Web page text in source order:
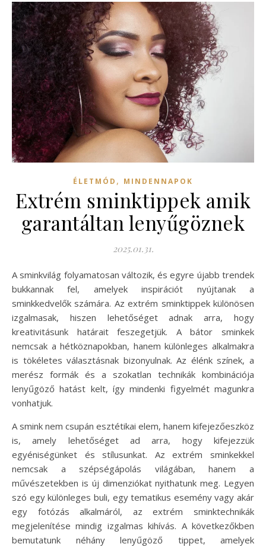
ÉLETMÓD , MINDENNAPOK
Extrém sminktippek amik
garantáltan lenyűgöznek
2025.01.31.
A sminkvilág folyamatosan változik, és egyre újabb trendek
bukkannak fel, amelyek inspirációt nyújtanak a
sminkkedvelők számára. Az extrém sminktippek különösen
izgalmasak, hiszen lehetőséget adnak arra, hogy
kreativitásunk határait feszegetjük. A bátor sminkek
nemcsak a hétköznapokban, hanem különleges alkalmakra
is tökéletes választásnak bizonyulnak. Az élénk színek, a
merész formák és a szokatlan technikák kombinációja
lenyűgöző hatást kelt, így mindenki figyelmét magunkra
vonhatjuk.
A smink nem csupán esztétikai elem, hanem kifejezőeszköz
is, amely lehetőséget ad arra, hogy kifejezzük
egyéniségünket és stílusunkat. Az extrém sminkekkel
nemcsak a szépségápolás világában, hanem a
művészetekben is új dimenziókat nyithatunk meg. Legyen
szó egy különleges buli, egy tematikus esemény vagy akár
egy fotózás alkalmáról, az extrém sminktechnikák
megjelenítése mindig izgalmas kihívás. A következőkben
bemutatunk néhány lenyűgöző tippet, amelyek